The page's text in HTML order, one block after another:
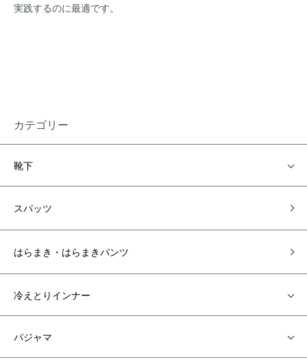
実践するのに最適です。
カテゴリー
靴下
スパッツ
はらまき・はらまきパンツ
冷えとりインナー
パジャマ